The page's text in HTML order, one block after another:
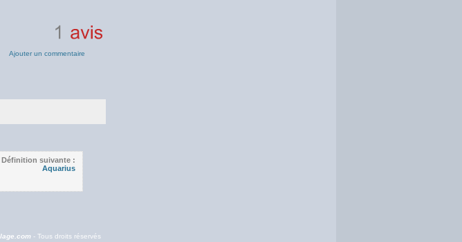
Ajouter un commentaire
Définition suivante :
Aquarius
- Tous droits réservés